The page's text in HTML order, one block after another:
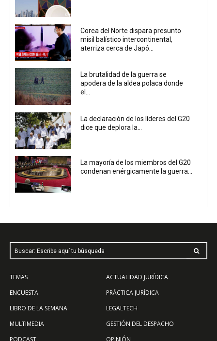
Corea del Norte dispara presunto
misil balístico intercontinental,
aterriza cerca de Japó...
La brutalidad de la guerra se
apodera de la aldea polaca donde
el...
La declaración de los líderes del G20
dice que deplora la...
La mayoría de los miembros del G20
condenan enérgicamente la guerra...
Buscar: Escribe aquí tu búsqueda
TEMAS
ENCUESTA
LIBRO DE LA SEMANA
MULTIMEDIA
ACTUALIDAD JURÍDICA
PRÁCTICA JURÍDICA
LEGALTECH
GESTIÓN DEL DESPACHO